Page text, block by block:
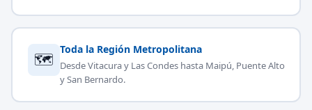
🗺
Toda la Región Metropolitana
Desde Vitacura y Las Condes hasta Maipú, Puente Alto
y San Bernardo.